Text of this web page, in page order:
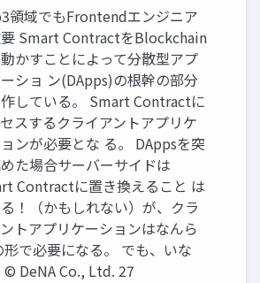
領域でもFrontendエンジニア
Smart ContractをBlockchain
かすことによって分散型アプ
ショ ン(DApps)の根幹の部分
している。 Smart Contractに
スするクライアントアプリケ
ンが必要とな る。 DAppsを突
た場合サーバーサイドは
Contractに置き換えること は
！（かもしれない）が、クラ
トアプリケーションはなんら
形で必要になる。 でも、いな
© DeNA Co., Ltd. 27